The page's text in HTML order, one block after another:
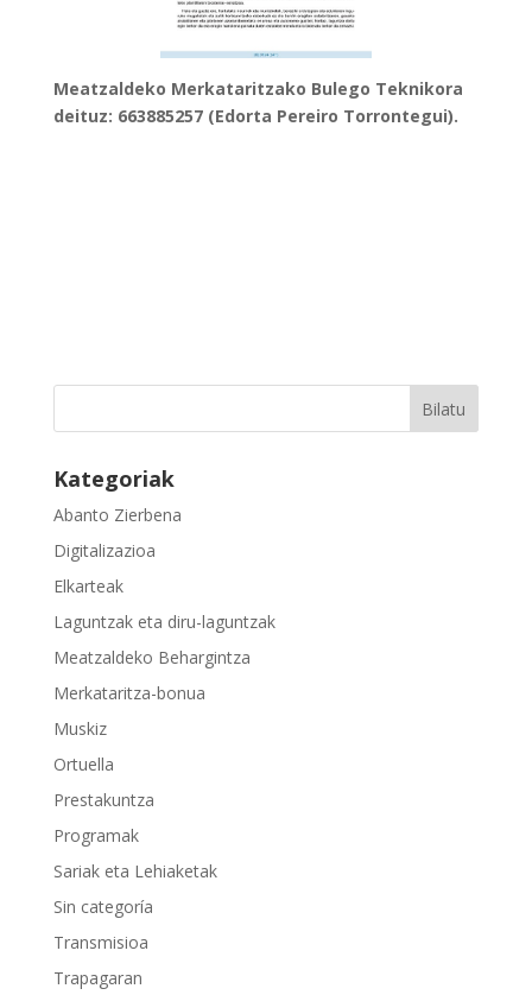
Meatzaldeko Merkataritzako Bulego Teknikora
deituz: 663885257 (Edorta Pereiro Torrontegui).
Kategoriak
Abanto Zierbena
Digitalizazioa
Elkarteak
Laguntzak eta diru-laguntzak
Meatzaldeko Behargintza
Merkataritza-bonua
Muskiz
Ortuella
Prestakuntza
Programak
Sariak eta Lehiaketak
Sin categoría
Transmisioa
Trapagaran